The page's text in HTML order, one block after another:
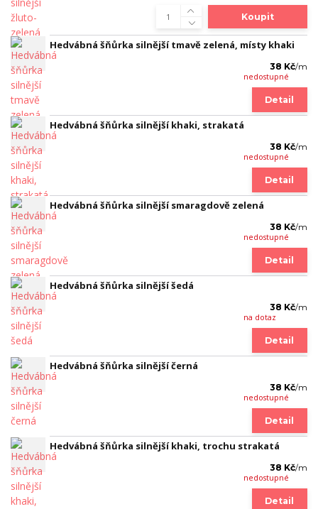
Koupit
Hedvábná šňůrka silnější tmavě zelená, místy khaki
38 Kč/m
nedostupné
Detail
Hedvábná šňůrka silnější khaki, strakatá
38 Kč/m
nedostupné
Detail
Hedvábná šňůrka silnější smaragdově zelená
38 Kč/m
nedostupné
Detail
Hedvábná šňůrka silnější šedá
38 Kč/m
na dotaz
Detail
Hedvábná šňůrka silnější černá
38 Kč/m
nedostupné
Detail
Hedvábná šňůrka silnější khaki, trochu strakatá
38 Kč/m
nedostupné
Detail